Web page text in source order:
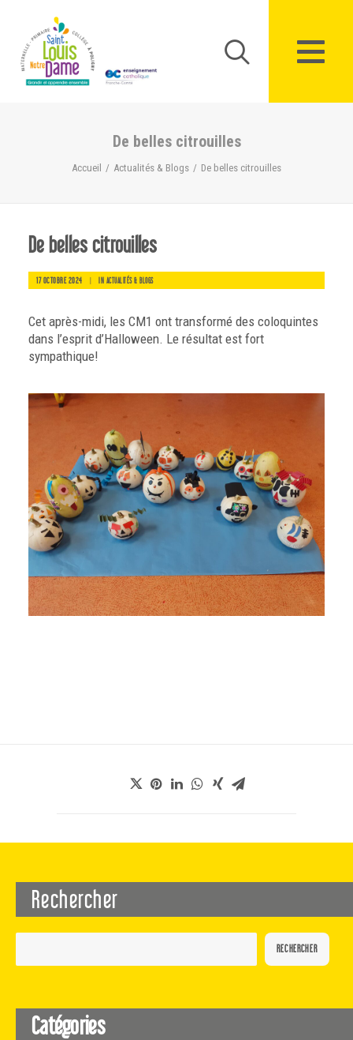
De belles citrouilles
Accueil Actualités & Blogs De belles citrouilles
De belles citrouilles
17 OCTOBRE 2024 | IN ACTUALITÉS & BLOGS
Cet après-midi, les CM1 ont transformé des coloquintes
dans l’esprit d’Halloween. Le résultat est fort
sympathique!
Rechercher
RECHERCHER
Catégories